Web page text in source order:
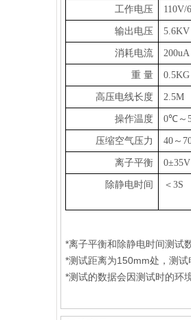
工作电压 110V/
输出电压 5.6KV
消耗电流 200uA
重 量 0.5KG
高压电线长度 2.5M
操作温度 0℃～
压缩空气压力 40～
离子平衡 0±35V
除静电时间 ＜3S
*离子平衡和除静电时间测试
*测试距离为150mm处，测
*测试的数据会因测试时的环